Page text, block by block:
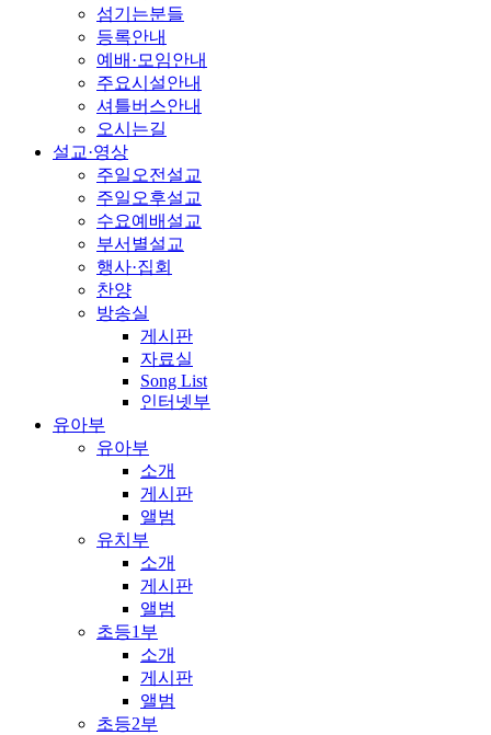
섬기는분들
등록안내
예배·모임안내
주요시설안내
셔틀버스안내
오시는길
설교·영상
주일오전설교
주일오후설교
수요예배설교
부서별설교
행사·집회
찬양
방송실
게시판
자료실
Song List
인터넷부
유아부
유아부
소개
게시판
앨범
유치부
소개
게시판
앨범
초등1부
소개
게시판
앨범
초등2부